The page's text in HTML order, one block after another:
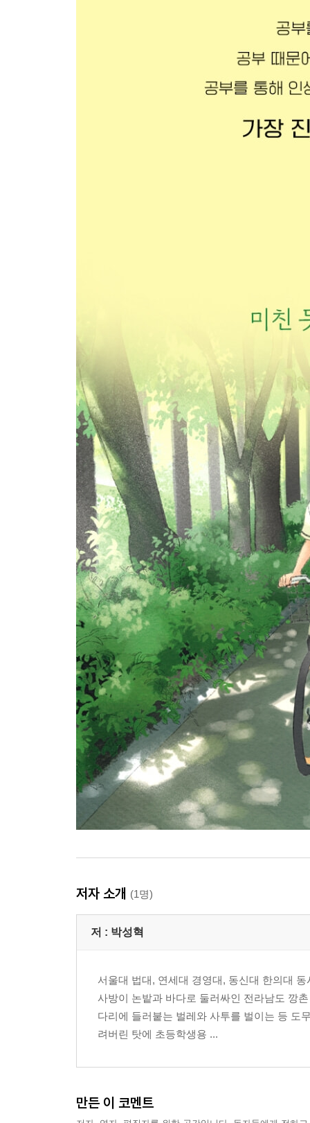
저자 소개 (1명)
저 : 박성혁
서울대 법대, 연세대 경영대, 동신대 한의대
사방이 논밭과 바다로 둘러싸인 전라남도 깡
다리에 들러붙는 벌레와 사투를 벌이는 등 도
려버린 탓에 초등학생용 ...
만든 이 코멘트